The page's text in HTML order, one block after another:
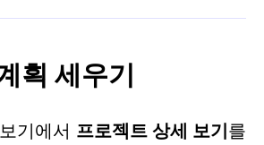
획 세우기
기에서 프로젝트 상세 보기를